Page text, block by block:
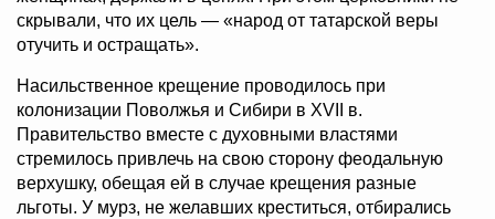
скрывали, что их цель — «народ от татарской веры
отучить и остращать».
Насильственное крещение проводилось при
колонизации Поволжья и Сибири в XVII в.
Правительство вместе с духовными властями
стремилось привлечь на свою сторону феодальную
верхушку, обещая ей в случае крещения разные
льготы. У мурз, не желавших креститься, отбирались